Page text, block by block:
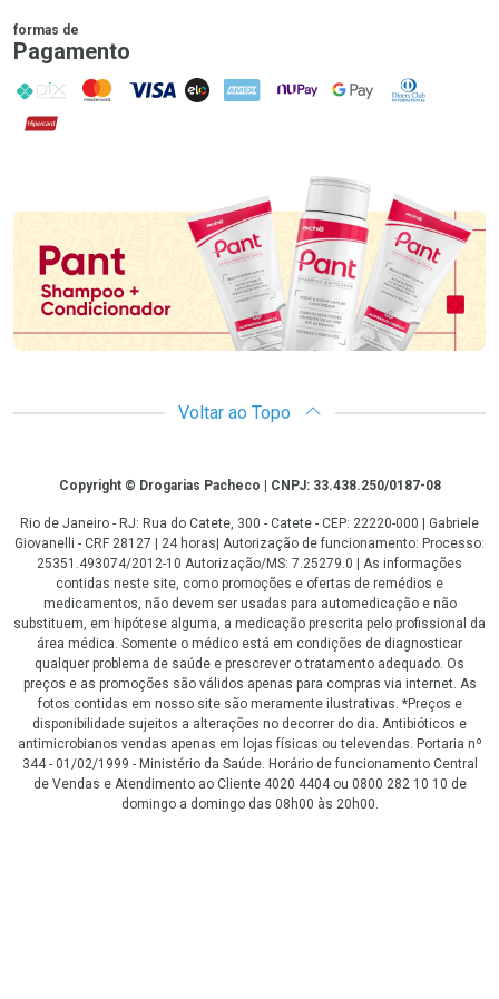
formas de
Pagamento
PIX MasterCard
VISA ELO AMEX NuPay Google PayDiners Club
Hipercard
Promoção em Destaque
Voltar ao Topo
CopyrightCopyright © Drogarias Pacheco | CNPJ: 33.438.250/0187-08
Rio de Janeiro - RJ: Rua do Catete, 300 - Catete - CEP: 22220-000 | Gabriele
Giovanelli - CRF 28127 | 24 horas| Autorização de funcionamento: Processo:
25351.493074/2012-10 Autorização/MS: 7.25279.0 | As informações
contidas neste site, como promoções e ofertas de remédios e
medicamentos, não devem ser usadas para automedicação e não
substituem, em hipótese alguma, a medicação prescrita pelo profissional da
área médica. Somente o médico está em condições de diagnosticar
qualquer problema de saúde e prescrever o tratamento adequado. Os
preços e as promoções são válidos apenas para compras via internet. As
fotos contidas em nosso site são meramente ilustrativas. *Preços e
disponibilidade sujeitos a alterações no decorrer do dia. Antibióticos e
antimicrobianos vendas apenas em lojas físicas ou televendas. Portaria nº
344 - 01/02/1999 - Ministério da Saúde. Horário de funcionamento Central
de Vendas e Atendimento ao Cliente 4020 4404 ou 0800 282 10 10 de
domingo a domingo das 08h00 às 20h00.